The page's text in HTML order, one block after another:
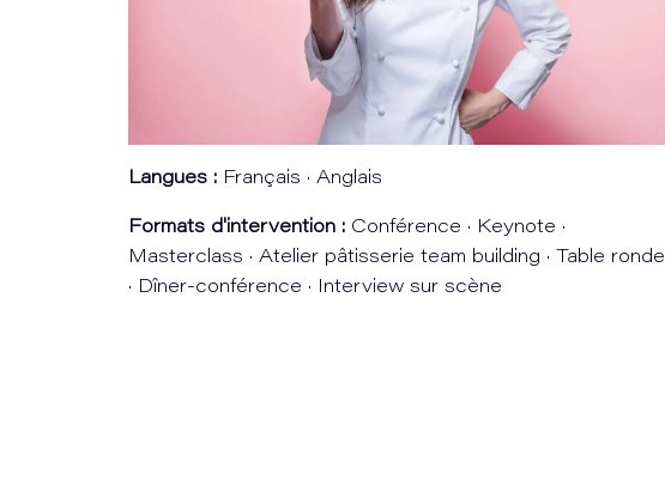
Langues :Français · Anglais
Formats d'intervention :Conférence · Keynote ·
Masterclass · Atelier pâtisserie team building · Table ronde
· Dîner-conférence · Interview sur scène